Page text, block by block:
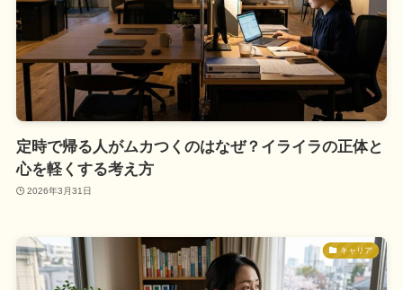
定時で帰る人がムカつくのはなぜ？イライラの正体と
心を軽くする考え方
2026年3月31日
キャリア